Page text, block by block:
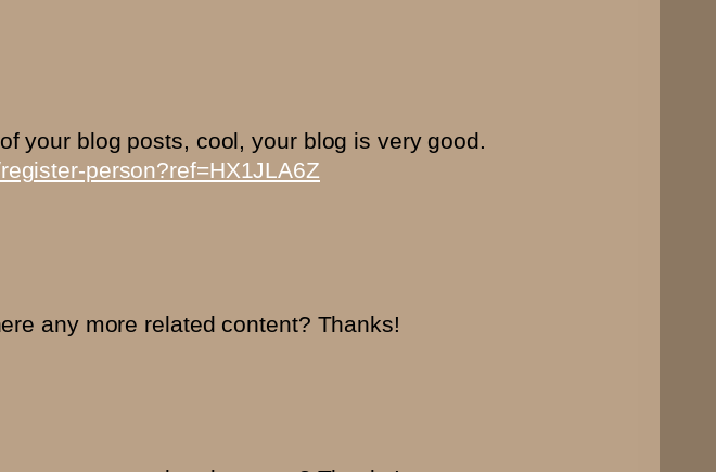
your blog posts, cool, your blog is very good.
person?ref=HX1JLA6Z
any more related content? Thanks!